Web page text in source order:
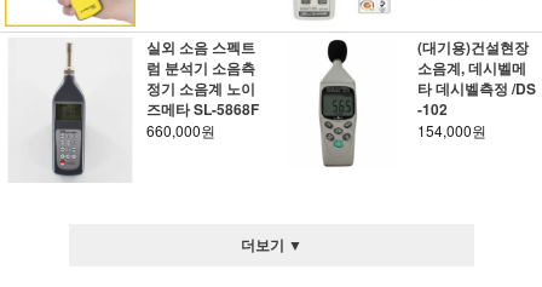
실외 소음 스펙트
럼 분석기 소음측
정기 소음계 노이
즈메타 SL-5868F
660,000원
(대기용)건설현장
소음계, 데시벨메
타 데시벨측정 /DS
-102
154,000원
더보기 ▼